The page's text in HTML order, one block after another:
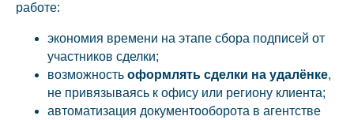
работе:
экономия времени на этапе сбора подписей от
участников сделки;
возможность оформлять сделки на удалёнке,
не привязываясь к офису или региону клиента;
автоматизация документооборота в агентстве